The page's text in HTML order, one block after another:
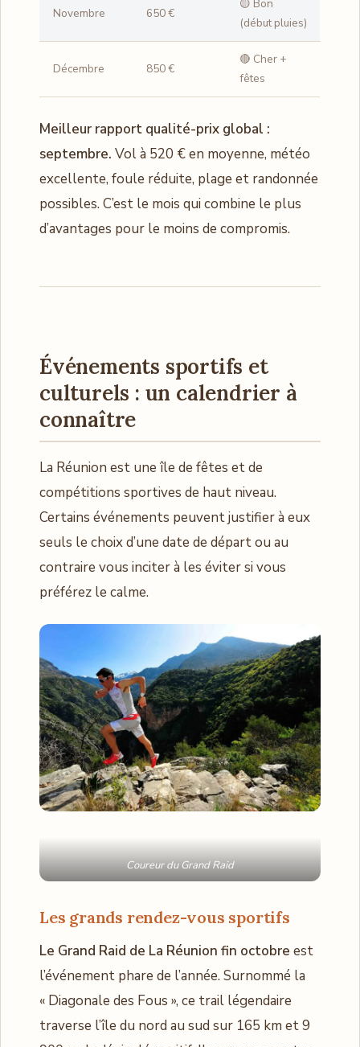
Novembre 650 €
🟡 Bon
(début pluies)
Décembre 850 €
🔴 Cher +
fêtes
Meilleur rapport qualité-prix global :
septembre. Vol à 520 € en moyenne, météo
excellente, foule réduite, plage et randonnée
possibles. C’est le mois qui combine le plus
d’avantages pour le moins de compromis.
Événements sportifs et
culturels : un calendrier à
connaître
La Réunion est une île de fêtes et de
compétitions sportives de haut niveau.
Certains événements peuvent justifier à eux
seuls le choix d’une date de départ ou au
contraire vous inciter à les éviter si vous
préférez le calme.
Coureur du Grand Raid
Les grands rendez-vous sportifs
Le Grand Raid de La Réunion fin octobre est
l’événement phare de l’année. Surnommé la
« Diagonale des Fous », ce trail légendaire
traverse l’île du nord au sud sur 165 km et 9